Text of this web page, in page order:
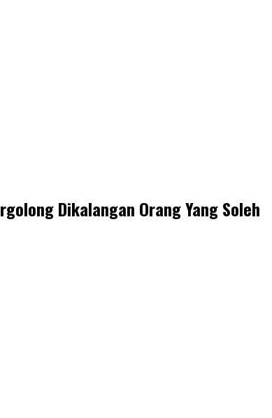
Dikalangan Orang Yang Soleh